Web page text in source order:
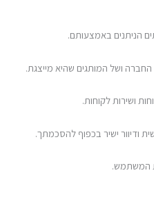
הניתנים באמצעותם.
ושל המותגים שהיא מייצגת.
ושירות לקוחות.
ודיוור ישיר בכפוף להסכמתך.
המשתמש.